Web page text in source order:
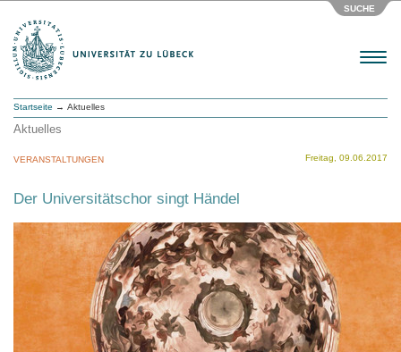
SUCHE
Menu
Startseite → Aktuelles
Aktuelles
Freitag, 09.06.2017
VERANSTALTUNGEN
Der Universitätschor singt Händel